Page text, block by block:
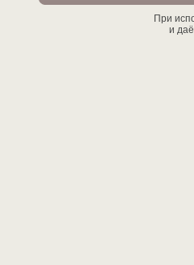
При
и